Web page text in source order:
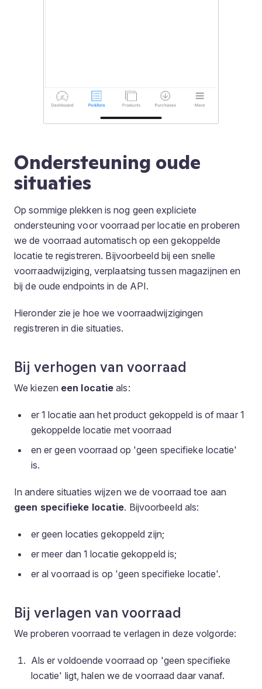
Ondersteuning oude
situaties
Op sommige plekken is nog geen expliciete
ondersteuning voor voorraad per locatie en proberen
we de voorraad automatisch op een gekoppelde
locatie te registreren. Bijvoorbeeld bij een snelle
voorraadwijziging, verplaatsing tussen magazijnen en
bij de oude endpoints in de API.
Hieronder zie je hoe we voorraadwijzigingen
registreren in die situaties.
Bij verhogen van voorraad
We kiezen een locatie als:
er 1 locatie aan het product gekoppeld is of maar 1
gekoppelde locatie met voorraad
en er geen voorraad op 'geen specifieke locatie'
is.
In andere situaties wijzen we de voorraad toe aan
geen specifieke locatie. Bijvoorbeeld als:
er geen locaties gekoppeld zijn;
er meer dan 1 locatie gekoppeld is;
er al voorraad is op 'geen specifieke locatie'.
Bij verlagen van voorraad
We proberen voorraad te verlagen in deze volgorde:
Als er voldoende voorraad op 'geen specifieke
locatie' ligt, halen we de voorraad daar vanaf.